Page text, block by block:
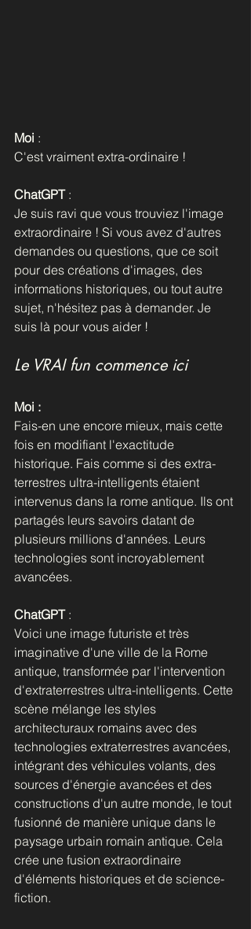
Moi :
C'est vraiment extra-ordinaire !
ChatGPT :
Je suis ravi que vous trouviez l'image
extraordinaire ! Si vous avez d'autres
demandes ou questions, que ce soit
pour des créations d'images, des
informations historiques, ou tout autre
sujet, n'hésitez pas à demander. Je
suis là pour vous aider !
Le VRAI fun commence ici
Moi :
Fais-en une encore mieux, mais cette
fois en modifiant l'exactitude
historique. Fais comme si des extra-
terrestres ultra-intelligents étaient
intervenus dans la rome antique. Ils ont
partagés leurs savoirs datant de
plusieurs millions d'années. Leurs
technologies sont incroyablement
avancées.
ChatGPT :
Voici une image futuriste et très
imaginative d'une ville de la Rome
antique, transformée par l'intervention
d'extraterrestres ultra-intelligents. Cette
scène mélange les styles
architecturaux romains avec des
technologies extraterrestres avancées,
intégrant des véhicules volants, des
sources d'énergie avancées et des
constructions d'un autre monde, le tout
fusionné de manière unique dans le
paysage urbain romain antique. Cela
crée une fusion extraordinaire
d'éléments historiques et de science-
fiction.